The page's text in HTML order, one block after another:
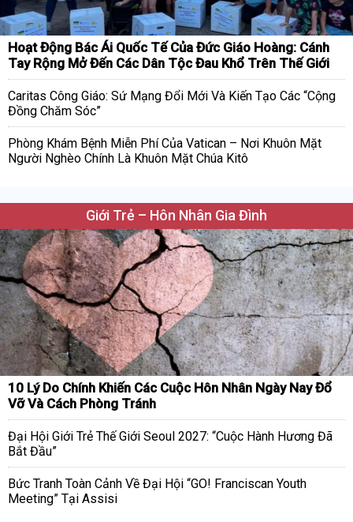
Hoạt Động Bác Ái Quốc Tế Của Đức Giáo Hoàng: Cánh
Tay Rộng Mở Đến Các Dân Tộc Đau Khổ Trên Thế Giới
Caritas Công Giáo: Sứ Mạng Đổi Mới Và Kiến Tạo Các “Cộng
Đồng Chăm Sóc”
Phòng Khám Bệnh Miễn Phí Của Vatican – Nơi Khuôn Mặt
Người Nghèo Chính Là Khuôn Mặt Chúa Kitô
Giới Trẻ – Hôn Nhân Gia Đình
10 Lý Do Chính Khiến Các Cuộc Hôn Nhân Ngày Nay Đổ
Vỡ Và Cách Phòng Tránh
Đại Hội Giới Trẻ Thế Giới Seoul 2027: “Cuộc Hành Hương Đã
Bắt Đầu”
Bức Tranh Toàn Cảnh Về Đại Hội “GO! Franciscan Youth
Meeting” Tại Assisi